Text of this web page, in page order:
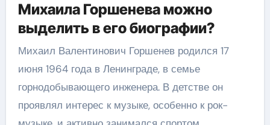
Михаила Горшенева можно
выделить в его биографии?
Михаил Валентинович Горшенев родился 17
июня 1964 года в Ленинграде, в семье
горнодобывающего инженера. В детстве он
проявлял интерес к музыке, особенно к рок-